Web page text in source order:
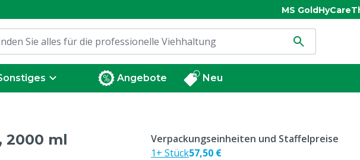
MS GoldHyCare
Angebote Neu
2000 ml
Verpackungseinheiten und Staffelpreise
1+ Stück57,50 €